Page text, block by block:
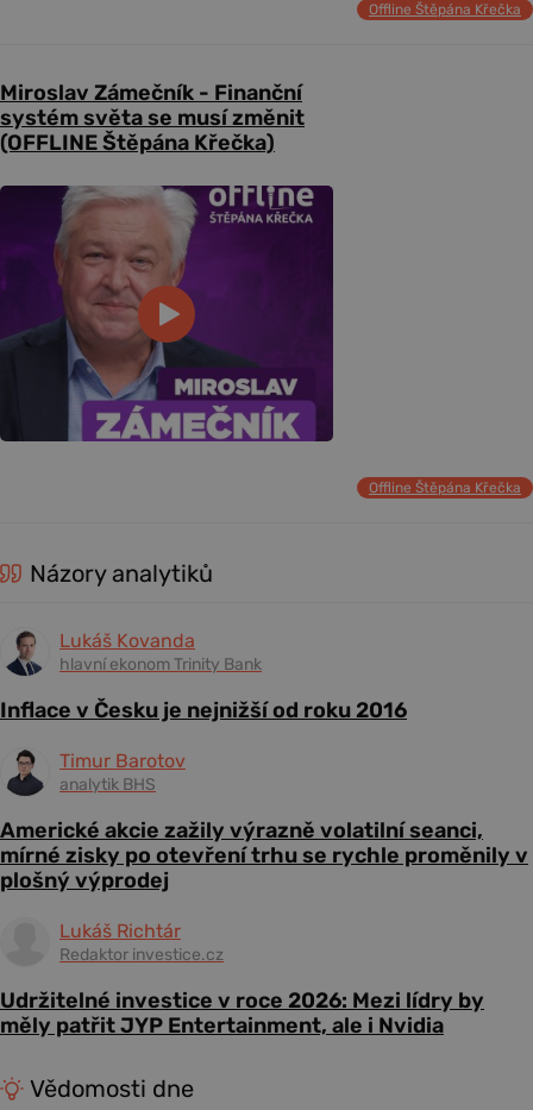
Offline Štěpána Křečka
Miroslav Zámečník - Finanční
systém světa se musí změnit
(OFFLINE Štěpána Křečka)
Offline Štěpána Křečka
Názory analytiků
Lukáš Kovanda
hlavní ekonom Trinity Bank
Inflace v Česku je nejnižší od roku 2016
Timur Barotov
analytik BHS
Americké akcie zažily výrazně volatilní seanci,
mírné zisky po otevření trhu se rychle proměnily v
plošný výprodej
Lukáš Richtár
Redaktor investice.cz
Udržitelné investice v roce 2026: Mezi lídry by
měly patřit JYP Entertainment, ale i Nvidia
Vědomosti dne